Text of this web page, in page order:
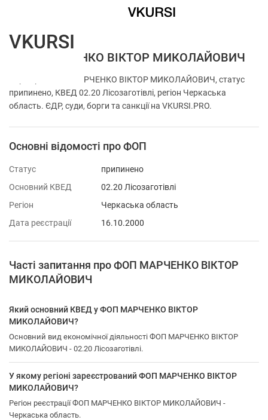
ФОП МАРЧЕНКО ВІКТОР МИКОЛАЙОВИЧ
Перевірка ФОП МАРЧЕНКО ВІКТОР МИКОЛАЙОВИЧ, статус
припинено, КВЕД 02.20 Лісозаготівлі, регіон Черкаська
область. ЄДР, суди, борги та санкції на VKURSI.PRO.
Основні відомості про ФОП
Статус
припинено
Основний КВЕД
02.20 Лісозаготівлі
Регіон
Черкаська область
Дата реєстрації
16.10.2000
Часті запитання про ФОП МАРЧЕНКО ВІКТОР
МИКОЛАЙОВИЧ
Який основний КВЕД у ФОП МАРЧЕНКО ВІКТОР
МИКОЛАЙОВИЧ?
Основний вид економічної діяльності ФОП МАРЧЕНКО ВІКТОР
МИКОЛАЙОВИЧ - 02.20 Лісозаготівлі.
У якому регіоні зареєстрований ФОП МАРЧЕНКО ВІКТОР
МИКОЛАЙОВИЧ?
Регіон реєстрації ФОП МАРЧЕНКО ВІКТОР МИКОЛАЙОВИЧ -
Черкаська область.
VKURSI